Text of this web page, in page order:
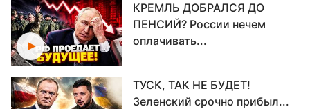
КРЕМЛЬ ДОБРАЛСЯ ДО
ПЕНСИЙ? России нечем
оплачивать...
ТУСК, ТАК НЕ БУДЕТ!
Зеленский срочно прибыл...